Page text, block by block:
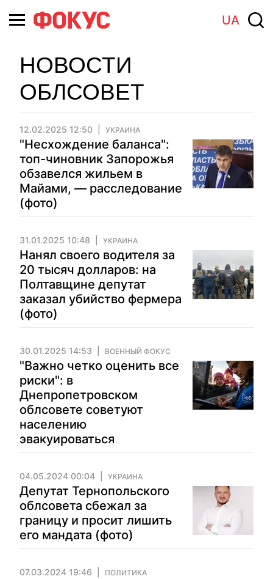
UA
НОВОСТИ
ОБЛСОВЕТ
12.02.2025 12:50 УКРАИНА
"Несхождение баланса":
топ-чиновник Запорожья
обзавелся жильем в
Майами, — расследование
(фото)
31.01.2025 10:48 УКРАИНА
Нанял своего водителя за
20 тысяч долларов: на
Полтавщине депутат
заказал убийство фермера
(фото)
30.01.2025 14:53 ВОЕННЫЙ ФОКУС
"Важно четко оценить все
риски": в
Днепропетровском
облсовете советуют
населению
эвакуироваться
04.05.2024 00:04 УКРАИНА
Депутат Тернопольского
облсовета сбежал за
границу и просит лишить
его мандата (фото)
07.03.2024 19:46 ПОЛИТИКА